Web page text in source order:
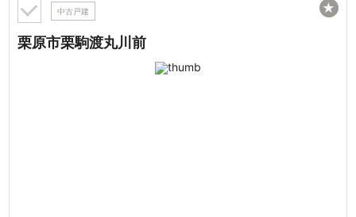
中古戸建
栗原市栗駒渡丸川前
★